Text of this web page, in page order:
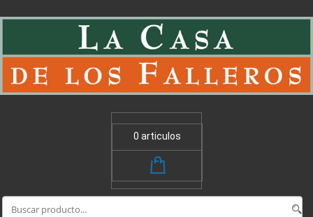
0 articulos